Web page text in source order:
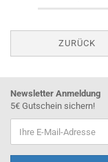
ZURÜCK
Newsletter Anmeldung
5€ Gutschein sichern!